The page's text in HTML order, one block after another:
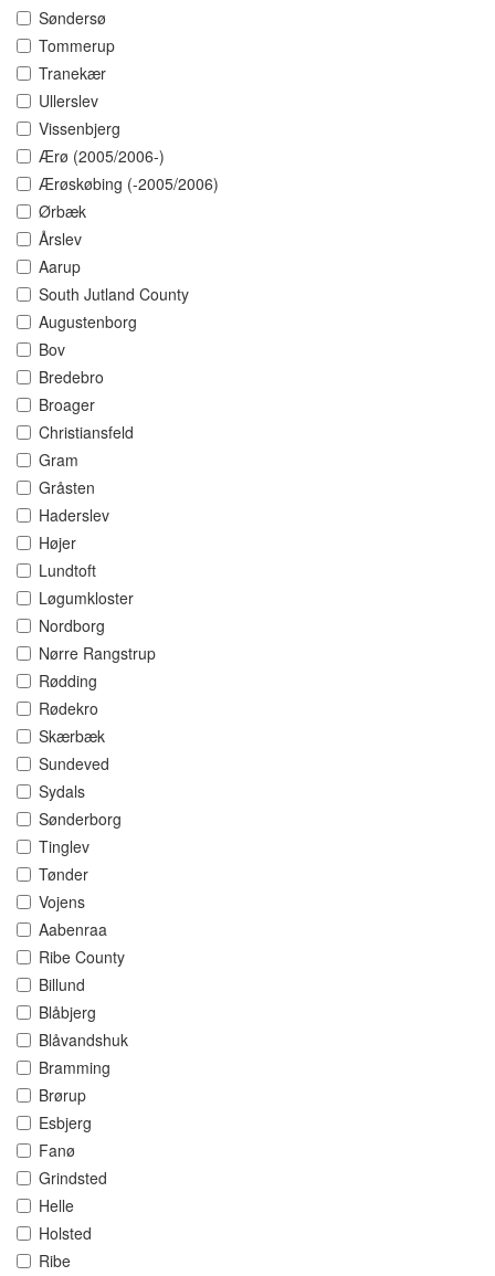
Søndersø
Tommerup
Tranekær
Ullerslev
Vissenbjerg
Ærø (2005/2006-)
Ærøskøbing (-2005/2006)
Ørbæk
Årslev
Aarup
South Jutland County
Augustenborg
Bov
Bredebro
Broager
Christiansfeld
Gram
Gråsten
Haderslev
Højer
Lundtoft
Løgumkloster
Nordborg
Nørre Rangstrup
Rødding
Rødekro
Skærbæk
Sundeved
Sydals
Sønderborg
Tinglev
Tønder
Vojens
Aabenraa
Ribe County
Billund
Blåbjerg
Blåvandshuk
Bramming
Brørup
Esbjerg
Fanø
Grindsted
Helle
Holsted
Ribe